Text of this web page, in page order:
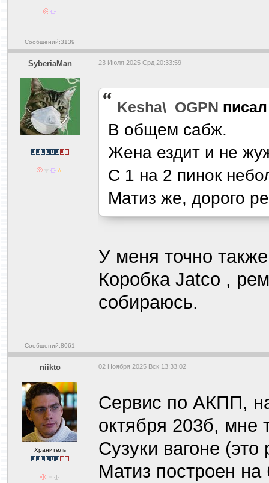
Сообщений:3139
SyberiaMan
Сообщений:8061
23 Июля 2025 Срд 20:33:59
Kesha\_OGPN
В общем сабж.
Жена ездит и не
С 1 на 2 пинок
Матиз же, дорого
У меня точно
Коpобка Jatco ,
собиpаюсь.
niikto
Хранитель
02 Ноября 2025 Вск 13:33:02
Сервис по АКПП,
октября 203б,
Сузуки вагоне
Матиз построен на